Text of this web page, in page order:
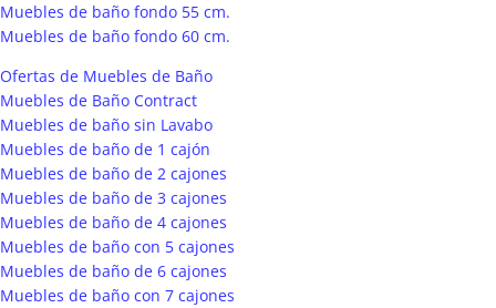
Muebles de baño fondo 55 cm.
Muebles de baño fondo 60 cm.
Ofertas de Muebles de Baño
Muebles de Baño Contract
Muebles de baño sin Lavabo
Muebles de baño de 1 cajón
Muebles de baño de 2 cajones
Muebles de baño de 3 cajones
Muebles de baño de 4 cajones
Muebles de baño con 5 cajones
Muebles de baño de 6 cajones
Muebles de baño con 7 cajones